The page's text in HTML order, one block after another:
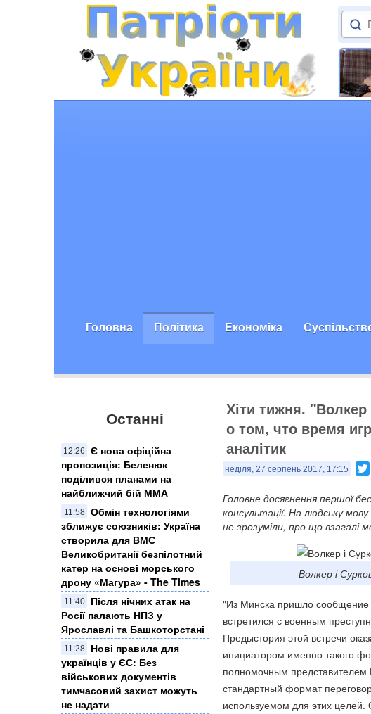
Головна Політика Економіка
Останні
12:26
Є нова офіційна
пропозиція: Беленюк
поділився планами на
найближчий бій ММА
11:58
Обмін технологіями
зближує союзників: Україна
створила для ВМС
Великобританії безпілотний
катер на основі морського
дрону «Магура» - The Times
11:40
Після нічних атак на
Росії палають НПЗ у
Ярославлі та Башкоторстані
11:28
Нові правила для
українців у ЄС: Без
військових документів
тимчасовий захист можуть
не надати
Хіти тижня.
о том, что время
аналітик
неділя, 27 серпень 2017, 17:15
Головне досягнення першої
консультації. На людську
не зрозуміли, про що взагалі
Волкер і
"Из Минска пришло сообщение
встретился с военным
Предыстория этой встречи
инициатором именно такого
полномочным представителем
стандартный формат
используемом для этих